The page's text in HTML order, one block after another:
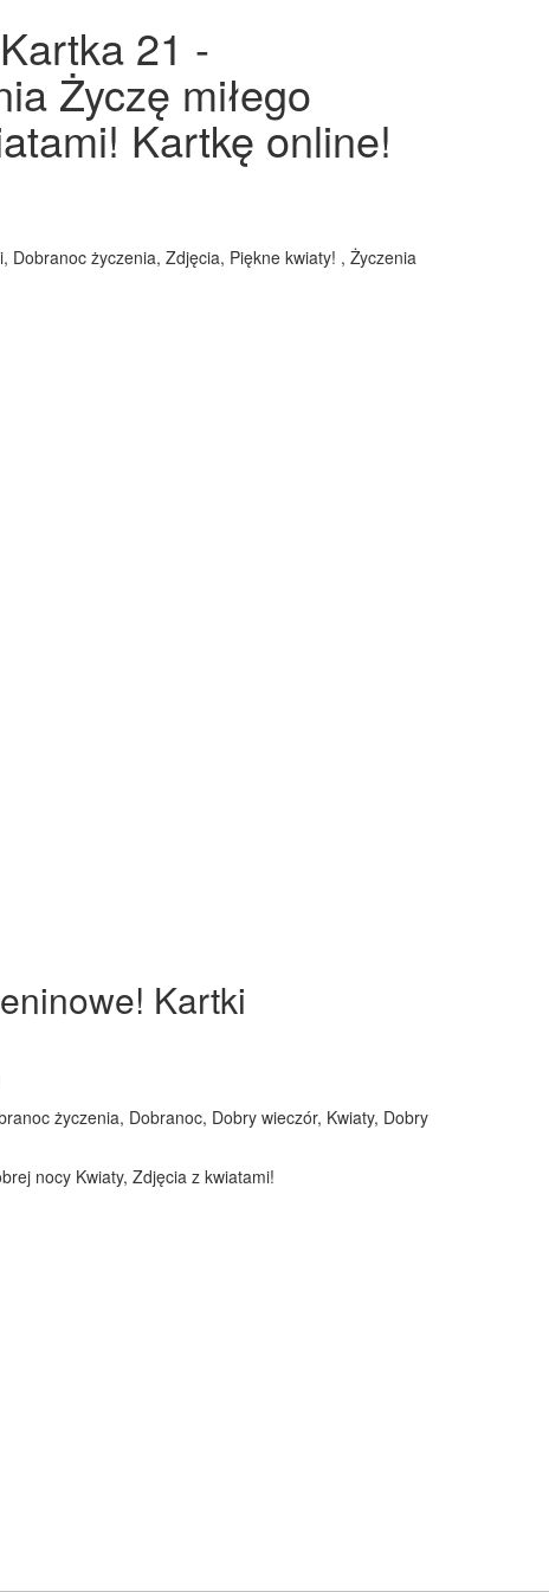
21 -
Życzę miłego
Kartkę online!
Dobranoc życzenia, Zdjęcia, Piękne kwiaty! , Życzenia
Kartki
życzenia, Dobranoc, Dobry wieczór, Kwiaty, Dobry
nocy Kwiaty, Zdjęcia z kwiatami!